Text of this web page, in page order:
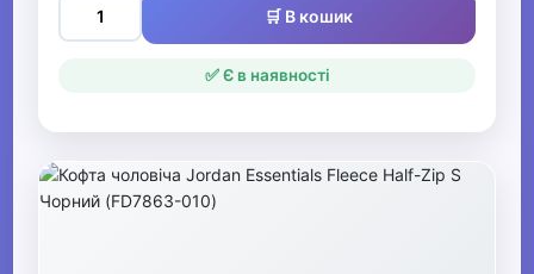
🛒 В кошик
✅ Є в наявності